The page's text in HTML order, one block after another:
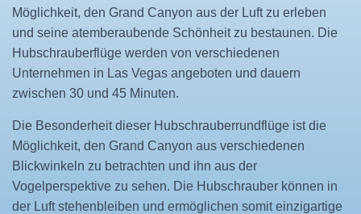
Möglichkeit, den Grand Canyon aus der Luft zu erleben
und seine atemberaubende Schönheit zu bestaunen. Die
Hubschrauberflüge werden von verschiedenen
Unternehmen in Las Vegas angeboten und dauern
zwischen 30 und 45 Minuten.
Die Besonderheit dieser Hubschrauberrundflüge ist die
Möglichkeit, den Grand Canyon aus verschiedenen
Blickwinkeln zu betrachten und ihn aus der
Vogelperspektive zu sehen. Die Hubschrauber können in
der Luft stehenbleiben und ermöglichen somit einzigartige